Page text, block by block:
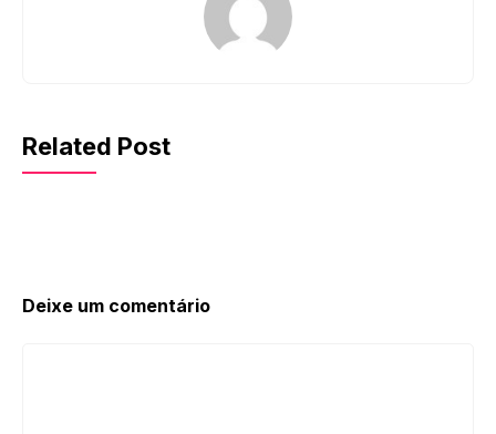
Related Post
Deixe um comentário